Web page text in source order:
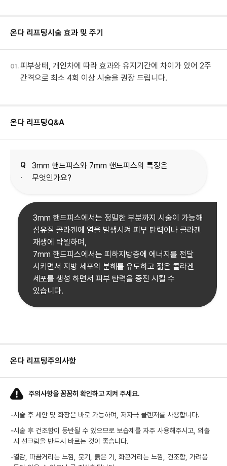
온다 리프팅시술 효과 및 주기
01. 피부상태, 개인차에 따라 효과와 유지기간에 차이가 있어 2주
간격으로 최소 4회 이상 시술을 권장 드립니다.
온다 리프팅Q&A
Q
.
3mm 핸드피스와 7mm 핸드피스의 특징은
무엇인가요?
3mm 핸드피스에서는 정밀한 부분까지 시술이 가능해
섬유질 콜라겐에 열을 발생시켜 피부 탄력이나 콜라겐
재생에 탁월하며,
7mm 핸드피스에서는 피하지방층에 에너지를 전달
시키면서 지방 세포의 분해를 유도하고 젊은 콜라겐
세포를 생성 하면서 피부 탄력을 증진 시킬 수
있습니다.
온다 리프팅주의사항
주의사항을 꼼꼼히 확인하고 지켜 주세요.
-시술 후 세안 및 화장은 바로 가능하며, 저자극 클렌저를 사용합니다.
-시술 후 건조함이 동반될 수 있으므로 보습제를 자주 사용해주시고, 외출
시 선크림을 반드시 바르는 것이 좋습니다.
-열감, 따끔거리는 느낌, 붓기, 붉은 기, 화끈거리는 느낌, 건조함, 가려움